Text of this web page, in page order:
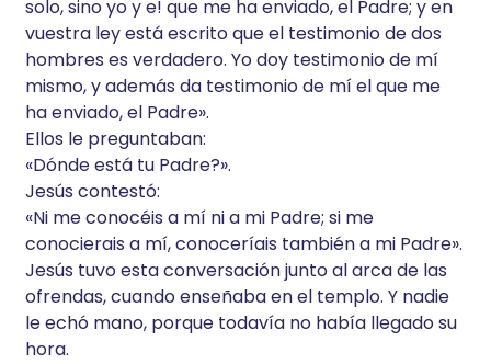
solo, sino yo y e! que me ha enviado, el Padre; y en
vuestra ley está escrito que el testimonio de dos
hombres es verdadero. Yo doy testimonio de mí
mismo, y además da testimonio de mí el que me
ha enviado, el Padre».
Ellos le preguntaban:
«Dónde está tu Padre?».
Jesús contestó:
«Ni me conocéis a mí ni a mi Padre; si me
conocierais a mí, conoceríais también a mi Padre».
Jesús tuvo esta conversación junto al arca de las
ofrendas, cuando enseñaba en el templo. Y nadie
le echó mano, porque todavía no había llegado su
hora.